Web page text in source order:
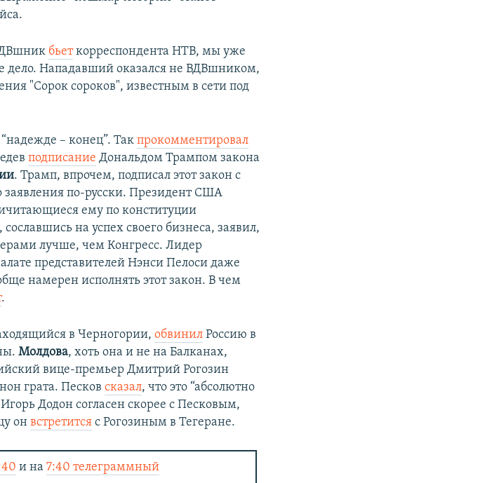
бьеткорреспондента НТВ, мы уже
дело. Нападавший оказался не ВДВшником,
"Сорок сороков", известным в сети под
– конец”. Такпрокомментировал
подписание Дональдом Трампом закона
. Трамп, впрочем, подписал этот закон с
заявления по-русски. Президент США
ему по конституции
на успех своего бизнеса, заявил,
лучше, чем Конгресс. Лидер
представителей Нэнси Пелоси даже
намерен исполнять этот закон. В чем
.
в Черногории,обвинил Россию в
Молдова, хоть она и не на Балканах,
вице-премьер Дмитрий Рогозин
грата. Песковсказал, что это “абсолютно
Додон согласен скорее с Песковым,
онвстретится с Рогозиным в Тегеране.
и на7:40 телеграммный